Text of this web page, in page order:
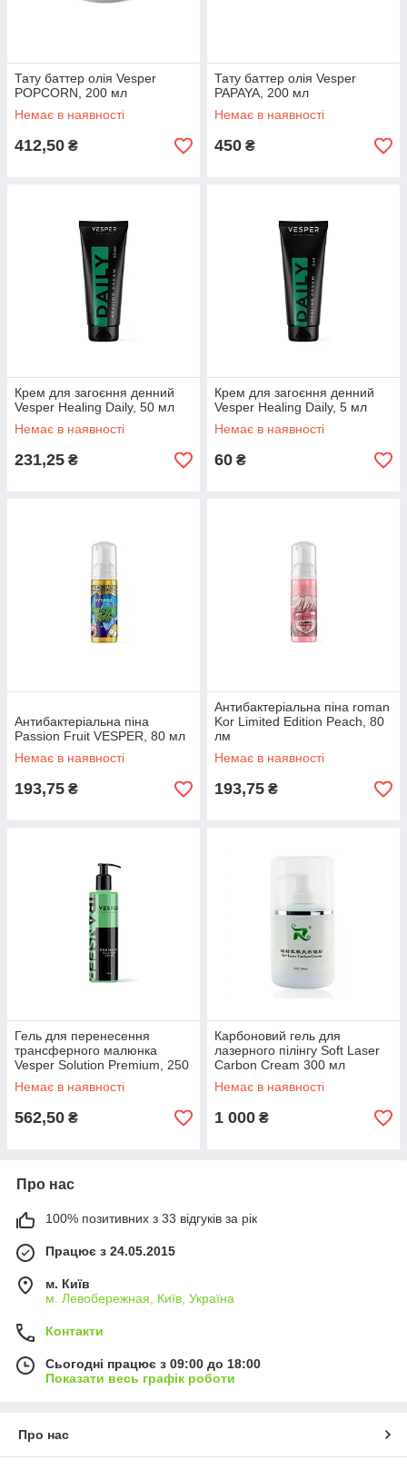
Тату баттер олія Vesper
POPCORN, 200 мл
Немає в наявності
412,50 ₴
Тату баттер олія Vesper
PAPAYA, 200 мл
Немає в наявності
450 ₴
Крем для загоєння денний
Vesper Healing Daily, 50 мл
Немає в наявності
231,25 ₴
Крем для загоєння денний
Vesper Healing Daily, 5 мл
Немає в наявності
60 ₴
Антибактеріальна піна
Passion Fruit VESPER, 80 мл
Немає в наявності
193,75 ₴
Антибактеріальна піна roman
Kor Limited Edition Peach, 80
лм
Немає в наявності
193,75 ₴
Гель для перенесення
трансферного малюнка
Vesper Solution Premium, 250
мл
Немає в наявності
562,50 ₴
Карбоновий гель для
лазерного пілінгу Soft Laser
Carbon Cream 300 мл
Немає в наявності
1 000 ₴
Про нас
100% позитивних з 33 відгуків за рік
Працює з 24.05.2015
м. Київ
м. Левобережная, Київ, Україна
Контакти
Сьогодні працює з 09:00 до 18:00
Показати весь графік роботи
Про нас